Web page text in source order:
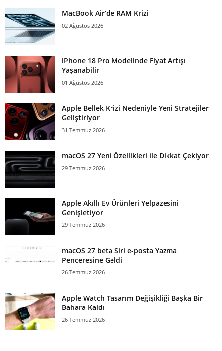
MacBook Air’de RAM Krizi
02 Ağustos 2026
iPhone 18 Pro Modelinde Fiyat Artışı
Yaşanabilir
01 Ağustos 2026
Apple Bellek Krizi Nedeniyle Yeni Stratejiler
Geliştiriyor
31 Temmuz 2026
macOS 27 Yeni Özellikleri ile Dikkat Çekiyor
29 Temmuz 2026
Apple Akıllı Ev Ürünleri Yelpazesini
Genişletiyor
29 Temmuz 2026
macOS 27 beta Siri e-posta Yazma
Penceresine Geldi
26 Temmuz 2026
Apple Watch Tasarım Değişikliği Başka Bir
Bahara Kaldı
26 Temmuz 2026